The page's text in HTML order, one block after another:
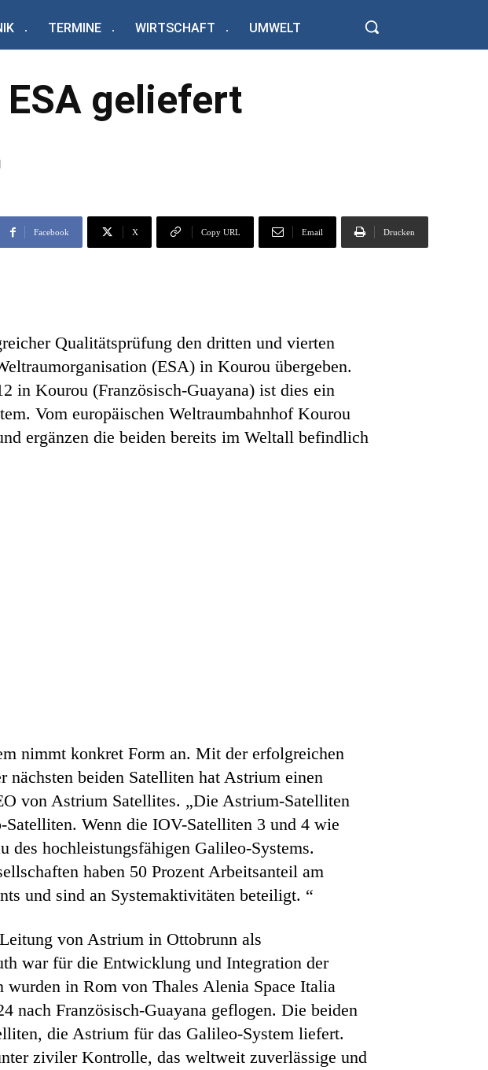
TERMINE WIRTSCHAFT UMWELT
geliefert
Facebook X Copy URL Email Drucken
Qualitätsprüfung den dritten und vierten
(ESA) in Kourou übergeben.
in Kourou (Französisch-Guayana) ist dies ein
Vom europäischen Weltraumbahnhof Kourou
ergänzen die beiden bereits im Weltall befindlich
nimmt konkret Form an. Mit der erfolgreichen
nächsten beiden Satelliten hat Astrium einen
von Astrium Satellites. „Die Astrium-Satelliten
Wenn die IOV-Satelliten 3 und 4 wie
hochleistungsfähigen Galileo-Systems.
haben 50 Prozent Arbeitsanteil am
und sind an Systemaktivitäten beteiligt. “
von Astrium in Ottobrunn als
war für die Entwicklung und Integration der
in Rom von Thales Alenia Space Italia
nach Französisch-Guayana geflogen. Die beiden
die Astrium für das Galileo-System liefert.
ziviler Kontrolle, das weltweit zuverlässige und